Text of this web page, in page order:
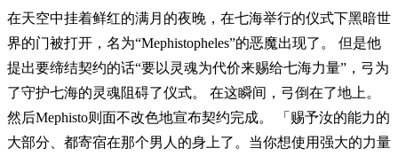
在天空中挂着鲜红的满月的夜晚，在七海举行的仪式下黑暗世
界的门被打开，名为“Mephistopheles”的恶魔出现了。 但是他
提出要缔结契约的话“要以灵魂为代价来赐给七海力量”，弓为
了守护七海的灵魂阻碍了仪式。 在这瞬间，弓倒在了地上。
然后Mephisto则面不改色地宣布契约完成。 「赐予汝的能力的
大部分、都寄宿在那个男人的身上了。当你想使用强大的力量